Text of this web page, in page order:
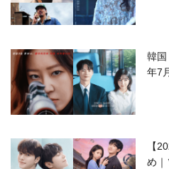
韓
年7
【
め｜